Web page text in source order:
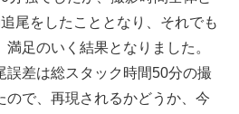
尾をしたこととなり、それでも
足のいく結果となりました。
誤差は総スタック時間50分の撮
ので、再現されるかどうか、今